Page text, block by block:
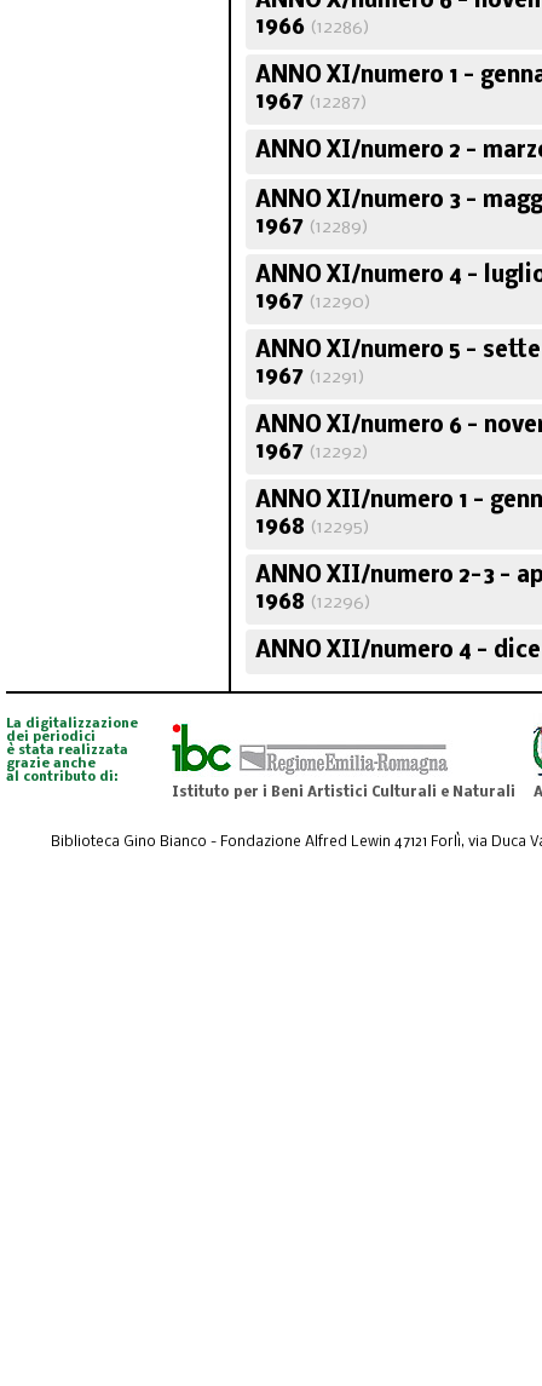
1966 (12286)
ANNO XI/numero 1 -
1967 (12287)
ANNO XI/numero 2 -
ANNO XI/numero 3 -
1967 (12289)
ANNO XI/numero 4 -
1967 (12290)
ANNO XI/numero 5 -
1967 (12291)
ANNO XI/numero 6 -
1967 (12292)
ANNO XII/numero 1 -
1968 (12295)
ANNO XII/numero 2-3 -
1968 (12296)
ANNO XII/numero 4 -
La digitalizzazione
dei periodici
è stata realizzata
grazie anche
al contributo di:
Istituto per i Beni Artistici Culturali e Naturali
Biblioteca Gino Bianco - Fondazione Alfred Lewin 47121 Forlì, via Duca